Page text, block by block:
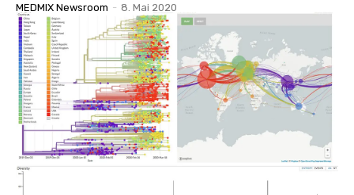
MEDMIX Newsroom - 8. Mai 2020